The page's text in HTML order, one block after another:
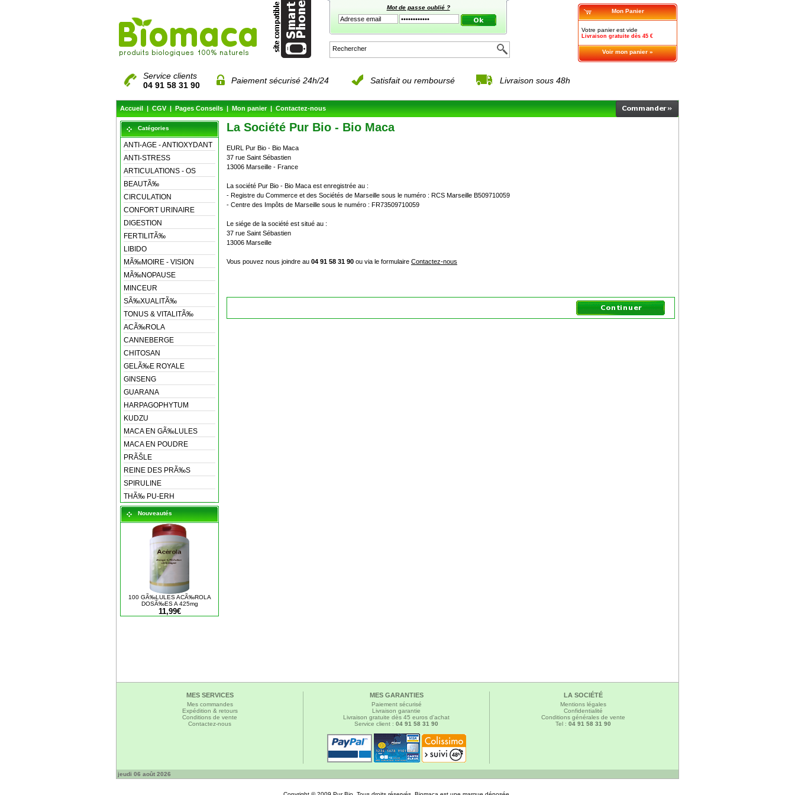
Mot de passe oublié ?
Mon Panier
Votre panier est vide
Livraison gratuite dès 45 €
Voir mon panier »
Service clients
04 91 58 31 90
Paiement sécurisé 24h/24 Satisfait ou remboursé Livraison sous 48h
Accueil|CGV|Pages Conseils|Mon panier|Contactez-nous
Catégories
ANTI-AGE - ANTIOXYDANT
ANTI-STRESS
ARTICULATIONS - OS
BEAUTÃ‰
CIRCULATION
CONFORT URINAIRE
DIGESTION
FERTILITÃ‰
LIBIDO
MÃ‰MOIRE - VISION
MÃ‰NOPAUSE
MINCEUR
SÃ‰XUALITÃ‰
TONUS & VITALITÃ‰
ACÃ‰ROLA
CANNEBERGE
CHITOSAN
GELÃ‰E ROYALE
GINSENG
GUARANA
HARPAGOPHYTUM
KUDZU
MACA EN GÃ‰LULES
MACA EN POUDRE
PRÃŠLE
REINE DES PRÃ‰S
SPIRULINE
THÃ‰ PU-ERH
Nouveautés
100 GÃ‰LULES ACÃ‰ROLA
DOSÃ‰ES A 425mg
11,99€
La Société Pur Bio - Bio Maca
EURL Pur Bio - Bio Maca
37 rue Saint Sébastien
13006 Marseille - France
La société Pur Bio - Bio Maca est enregistrée au :
- Registre du Commerce et des Sociétés de Marseille sous le numéro : RCS Marseille B509710059
- Centre des Impôts de Marseille sous le numéro : FR73509710059
Le siége de la société est situé au :
37 rue Saint Sébastien
13006 Marseille
Vous pouvez nous joindre au 04 91 58 31 90 ou via le formulaire Contactez-nous
MES SERVICES
Mes commandes
Expédition & retours
Conditions de vente
Contactez-nous
MES GARANTIES
Paiement sécurisé
Livraison garantie
Livraison gratuite dès 45 euros d'achat
Service client : 04 91 58 31 90
LA SOCIÉTÉ
Mentions légales
Confidentialité
Conditions générales de vente
Tel : 04 91 58 31 90
jeudi 06 août 2026